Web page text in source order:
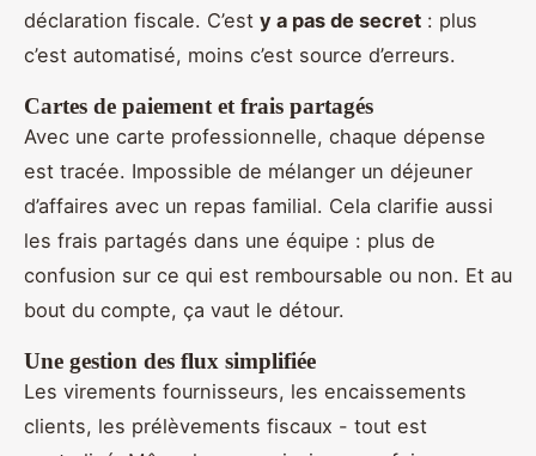
déclaration fiscale. C’est y a pas de secret : plus
c’est automatisé, moins c’est source d’erreurs.
Cartes de paiement et frais partagés
Avec une carte professionnelle, chaque dépense
est tracée. Impossible de mélanger un déjeuner
d’affaires avec un repas familial. Cela clarifie aussi
les frais partagés dans une équipe : plus de
confusion sur ce qui est remboursable ou non. Et au
bout du compte, ça vaut le détour.
Une gestion des flux simplifiée
Les virements fournisseurs, les encaissements
clients, les prélèvements fiscaux - tout est